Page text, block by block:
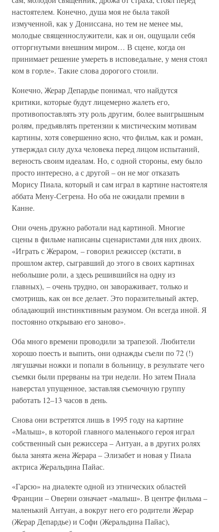
настоятелем. Конечно, душа моя не была такой
измученной, как у Дониссана, но тем не менее мы,
молодые священнослужители, как и он, ощущали себя
отторгнутыми внешним миром… В сцене, когда он
принимает решение умереть в исповедальне, у меня стоял
ком в горле». Такие слова дорогого стоили.
Конечно, Жерар Депардье понимал, что найдутся
критики, которые будут лицемерно жалеть его,
противопоставлять эту роль другим, более выигрышным
ролям, предъявлять претензии к мистическим мотивам
картины, хотя совершенно ясно, что фильм, как и роман,
утверждал силу духа человека перед лицом испытаний,
верность своим идеалам. Но, с одной стороны, ему было
просто интересно, а с другой – он не мог отказать
Морису Пиала, который и сам играл в картине настоятеля
аббата Мену-Сегрена. Но оба не ожидали премии в
Канне.
Они очень дружно работали над картиной. Многие
сцены в фильме написаны сценаристами для них двоих.
«Играть с Жераром, – говорил режиссер (кстати, в
прошлом актер, сыгравший до этого в своих картинах
небольшие роли, а здесь решившийся на одну из
главных), – очень трудно, он завораживает, только и
смотришь, как он все делает. Это поразительный актер,
обладающий инстинктивным разумом. Он всегда иной. Я
постоянно открываю его заново».
Оба много времени проводили за трапезой. Любители
хорошо поесть и выпить, они однажды съели по 72 (!)
лягушачьи ножки и попали в больницу, в результате чего
съемки были прерваны на три недели. Но затем Пиала
наверстал упущенное, заставляя съемочную группу
работать 12–13 часов в день.
Снова они встретятся лишь в 1995 году на картине
«Малыш», в которой главного маленького героя играл
собственный сын режиссера – Антуан, а в других ролях
была занята жена Жерара – Элизабет и новая у Пиала
актриса Жеральдина Пайас.
«Гарсю» на диалекте одной из этнических областей
Франции – Оверни означает «малыш». В центре фильма –
маленький Антуан, а вокруг него его родители Жерар
(Жерар Депардье) и Софи (Жеральдина Пайас),